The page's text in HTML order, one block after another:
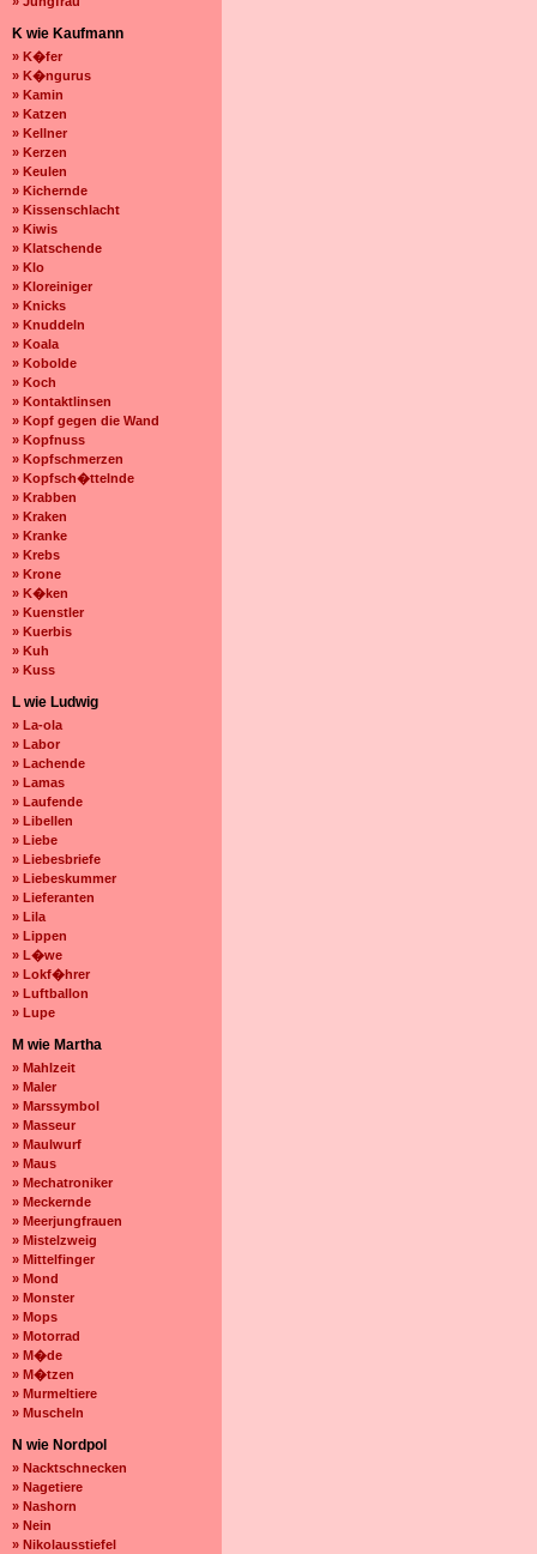
K wie Kaufmann
» K�fer
» K�ngurus
» Kamin
» Katzen
» Kellner
» Kerzen
» Keulen
» Kichernde
» Kissenschlacht
» Kiwis
» Klatschende
» Klo
» Kloreiniger
» Knicks
» Knuddeln
» Koala
» Kobolde
» Koch
» Kontaktlinsen
» Kopf gegen die Wand
» Kopfnuss
» Kopfschmerzen
» Kopfsch�ttelnde
» Krabben
» Kraken
» Kranke
» Krebs
» Krone
» K�ken
» Kuenstler
» Kuerbis
» Kuh
» Kuss
L wie Ludwig
» La-ola
» Labor
» Lachende
» Lamas
» Laufende
» Libellen
» Liebe
» Liebesbriefe
» Liebeskummer
» Lieferanten
» Lila
» Lippen
» L�we
» Lokf�hrer
» Luftballon
» Lupe
M wie Martha
» Mahlzeit
» Maler
» Marssymbol
» Masseur
» Maulwurf
» Maus
» Mechatroniker
» Meckernde
» Meerjungfrauen
» Mistelzweig
» Mittelfinger
» Mond
» Monster
» Mops
» Motorrad
» M�de
» M�tzen
» Murmeltiere
» Muscheln
N wie Nordpol
» Nacktschnecken
» Nagetiere
» Nashorn
» Nein
» Nikolausstiefel